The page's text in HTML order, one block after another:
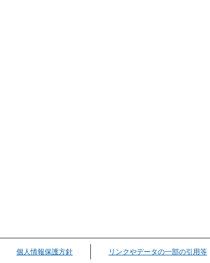
個人情報保護方針 リンクやデータの一部の引用等